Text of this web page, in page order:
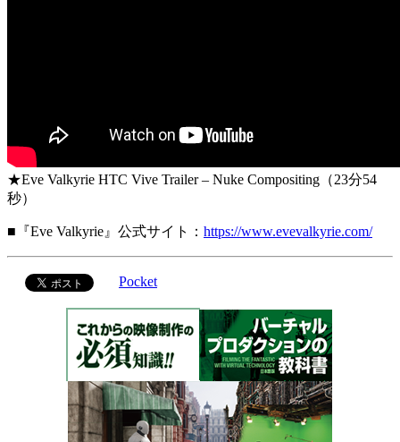
★Eve Valkyrie HTC Vive Trailer – Nuke Compositing（23分54
秒）
■『Eve Valkyrie』公式サイト： https://www.evevalkyrie.com/
Pocket